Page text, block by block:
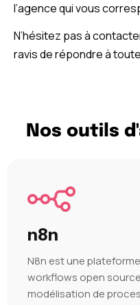
l’agence qui vous
N’hésitez pas à
ravis de répondre à
Nos outils
n8n
N8n est une
workflows open
modélisation de